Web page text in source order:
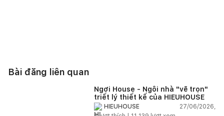
Bài đăng liên quan
Ngơi House - Ngôi nhà "vẽ trọn"
triết lý thiết kế của HIEUHOUSE
HIEUHOUSE
27/06/2026,